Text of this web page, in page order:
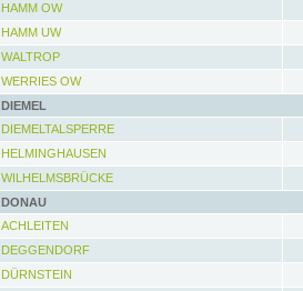
HAMM OW
HAMM UW
WALTROP
WERRIES OW
DIEMEL
DIEMELTALSPERRE
HELMINGHAUSEN
WILHELMSBRÜCKE
DONAU
ACHLEITEN
DEGGENDORF
DÜRNSTEIN